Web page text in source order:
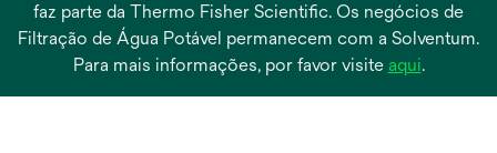
faz parte da Thermo Fisher Scientific. Os negócios de
Filtração de Água Potável permanecem com a Solventum.
Para mais informações, por favor visite aquiabre
.